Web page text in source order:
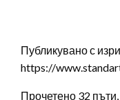
Публикувано с
https://
Прочетено 32